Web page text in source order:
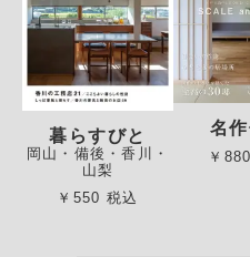
暮らすびと
岡山・備後・香川・
山梨
￥550 税込
名
￥